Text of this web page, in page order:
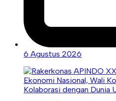
6 Agustus 2026